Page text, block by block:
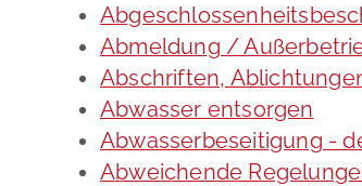
Abmeldung /
Abschriften,
Abwasser entsorgen
Abwasserbeseitigung -
Abweichende